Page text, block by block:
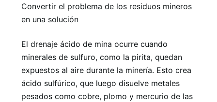
Convertir el problema de los residuos mineros
en una solución
El drenaje ácido de mina ocurre cuando
minerales de sulfuro, como la pirita, quedan
expuestos al aire durante la minería. Esto crea
ácido sulfúrico, que luego disuelve metales
pesados ​​como cobre, plomo y mercurio de las